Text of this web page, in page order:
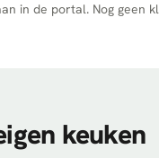
in de portal. Nog geen
keuken